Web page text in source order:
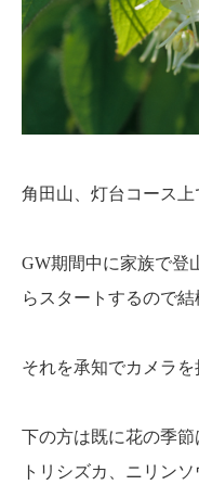
角田山、灯台コース上
GW期間中に家族で登
らスタートするので結
それを承知でカメラを
下の方は既に花の季
トリシズカ、ニリン